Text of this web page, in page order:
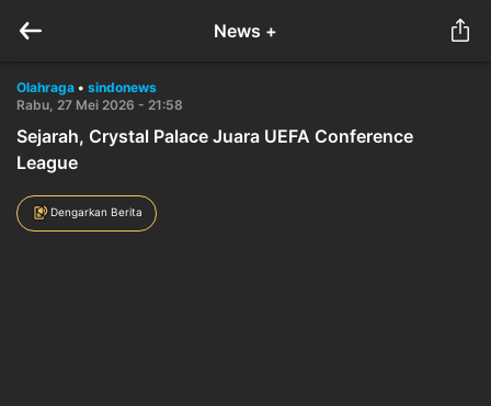
News +
Olahraga • sindonews
Rabu, 27 Mei 2026 - 21:58
Sejarah, Crystal Palace Juara UEFA Conference
League
Dengarkan Berita